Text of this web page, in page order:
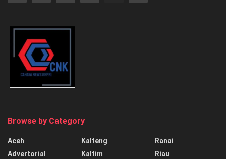
Browse by Category
Aceh
Advertorial
Kalteng
Kaltim
Ranai
Riau